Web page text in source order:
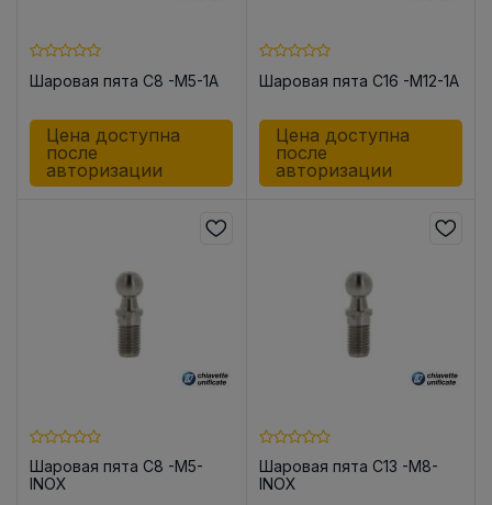
Шаровая пята C8 -M5-1A
Цена доступна
после
авторизации
Шаровая пята C16 -M12-1A
Цена доступна
после
авторизации
Шаровая пята C8 -M5-
INOX
Шаровая пята C13 -M8-
INOX